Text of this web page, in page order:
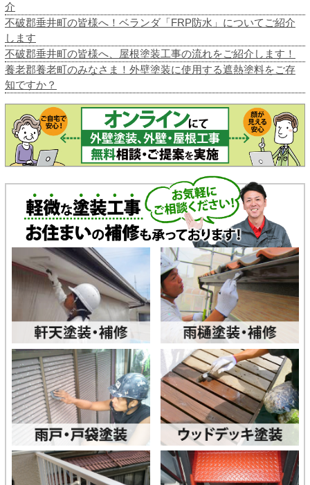
介
不破郡垂井町の皆様へ！ベランダ「FRP防水」についてご紹介
します
不破郡垂井町の皆様へ、屋根塗装工事の流れをご紹介します！
養老郡養老町のみなさま！外壁塗装に使用する遮熱塗料をご存
知ですか？